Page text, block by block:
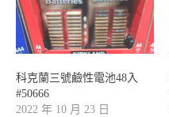
科克蘭三號鹼性電池48入
#50666
2022 年 10 月 23 日